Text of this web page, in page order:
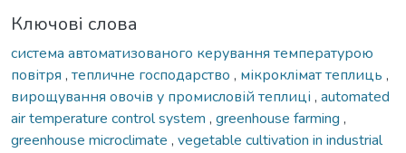
Ключові слова
система автоматизованого керування температурою
повітря , тепличне господарство , мікроклімат теплиць ,
вирощування овочів у промисловій теплиці , automated
air temperature control system , greenhouse farming ,
greenhouse microclimate , vegetable cultivation in industrial